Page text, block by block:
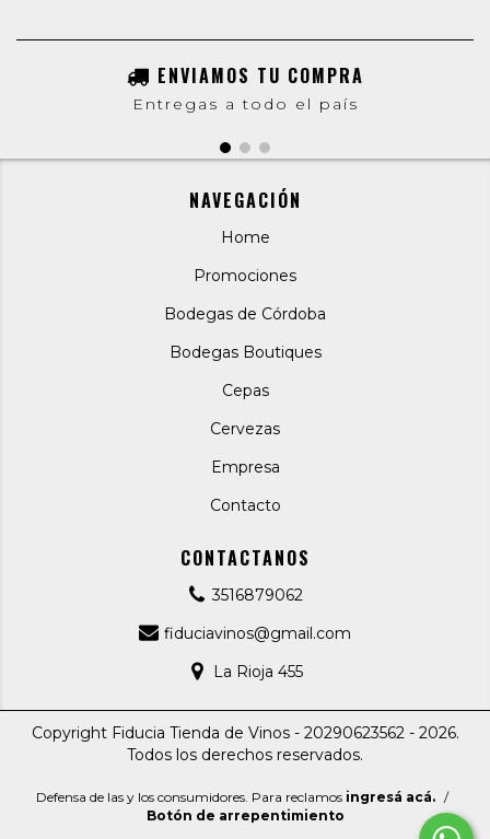
ENVIAMOS TU COMPRA
Entregas a todo el país
NAVEGACIÓN
Home
Promociones
Bodegas de Córdoba
Bodegas Boutiques
Cepas
Cervezas
Empresa
Contacto
CONTACTANOS
3516879062
fiduciavinos@gmail.com
La Rioja 455
Copyright Fiducia Tienda de Vinos - 20290623562 - 2026.
Todos los derechos reservados.
Defensa de las y los consumidores. Para reclamos ingresá acá. /
Botón de arrepentimiento